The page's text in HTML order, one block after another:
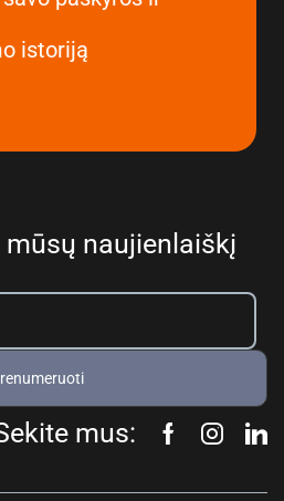
istoriją
naujienlaiškį
mus: